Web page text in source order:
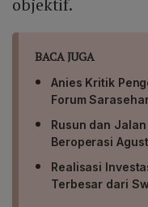
objektif.
BACA JUGA
Anies Kritik
Forum
Rusun dan
Beroperasi
Realisasi
Terbesar dari